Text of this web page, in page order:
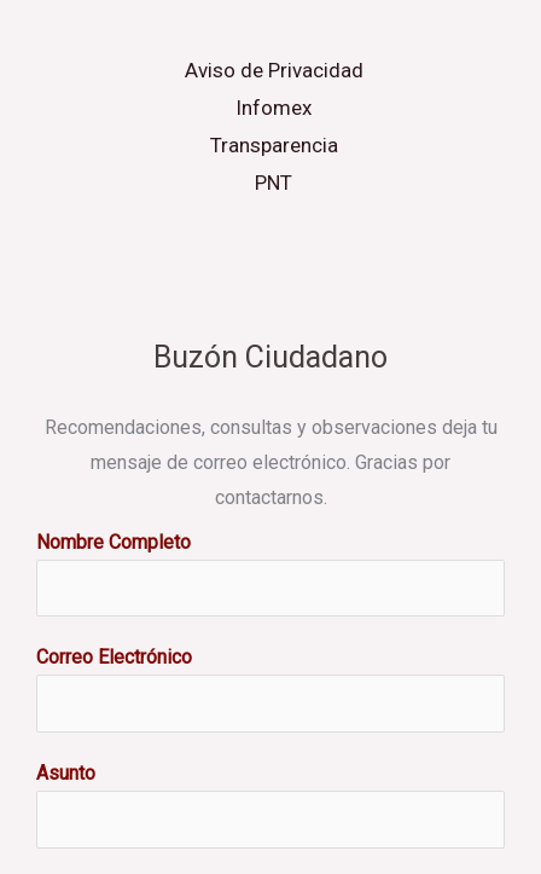
Aviso de Privacidad
Infomex
Transparencia
PNT
Buzón Ciudadano
Recomendaciones, consultas y observaciones deja tu
mensaje de correo electrónico. Gracias por
contactarnos.
Nombre Completo
Correo Electrónico
Asunto